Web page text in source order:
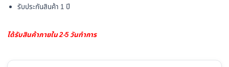
รับประกันสินค้า 1 ปี
ได้รับสินค้าภายใน 2-5 วันทำการ